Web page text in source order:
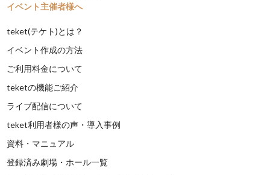
イベント主催者様へ
teket(テケト)とは？
イベント作成の方法
ご利用料金について
teketの機能ご紹介
ライブ配信について
teket利用者様の声・導入事例
資料・マニュアル
登録済み劇場・ホール一覧